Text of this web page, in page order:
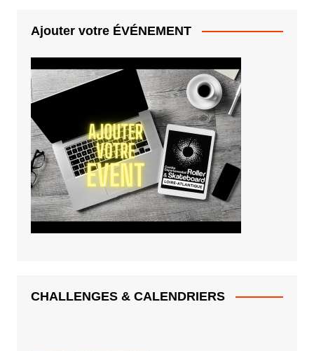
Ajouter votre ÉVÉNEMENT
CHALLENGES & CALENDRIERS